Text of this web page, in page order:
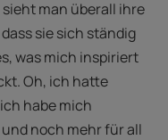
man überall ihre
sie sich ständig
was mich inspiriert
Oh, ich hatte
habe mich
noch mehr für all